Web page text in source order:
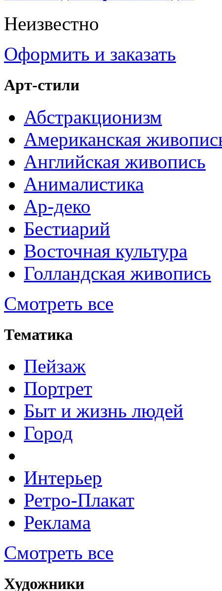
Неизвестно
Оформить и заказать
Арт-стили
Абстракционизм
Американская
Английская живопись
Анималистика
Ар-деко
Бестиарий
Восточная культура
Голландская живопись
Смотреть все
Тематика
Пейзаж
Портрет
Быт и жизнь людей
Город
Интерьер
Ретро-Плакат
Реклама
Смотреть все
Художники